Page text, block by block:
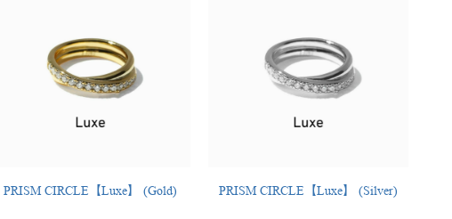
PRISM CIRCLE【Luxe】 (Gold) PRISM CIRCLE【Luxe】 (Silver)